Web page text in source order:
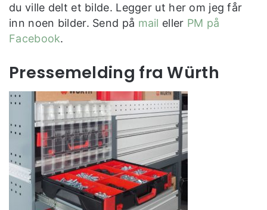
du ville delt et bilde. Legger ut her om jeg får
inn noen bilder. Send på mail eller PM på
Facebook.
Pressemelding fra Würth